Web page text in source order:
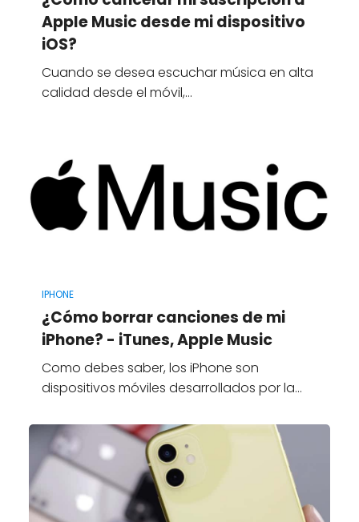
Apple Music desde mi dispositivo
iOS?
Cuando se desea escuchar música en alta
calidad desde el móvil,…
IPHONE
¿Cómo borrar canciones de mi
iPhone? - iTunes, Apple Music
Como debes saber, los iPhone son
dispositivos móviles desarrollados por la…